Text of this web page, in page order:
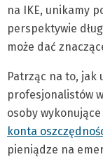
na IKE, unikamy
perspektywie
może dać
Patrząc na to, jak
profesjonalistów
osoby
konta
pieniądze na